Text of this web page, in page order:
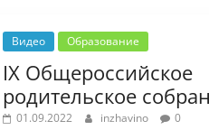
Видео Образование
IX Общероссийское
родительское
01.09.2022 inzhavino 0